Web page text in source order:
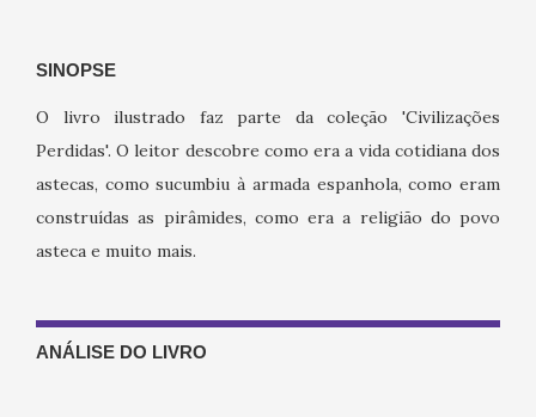
SINOPSE
O livro ilustrado faz parte da coleção 'Civilizações
Perdidas'. O leitor descobre como era a vida cotidiana dos
astecas, como sucumbiu à armada espanhola, como eram
construídas as pirâmides, como era a religião do povo
asteca e muito mais.
ANÁLISE DO LIVRO